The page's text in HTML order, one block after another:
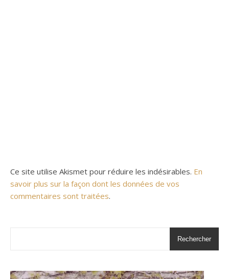
Ce site utilise Akismet pour réduire les indésirables. En
savoir plus sur la façon dont les données de vos
commentaires sont traitées.
Rechercher